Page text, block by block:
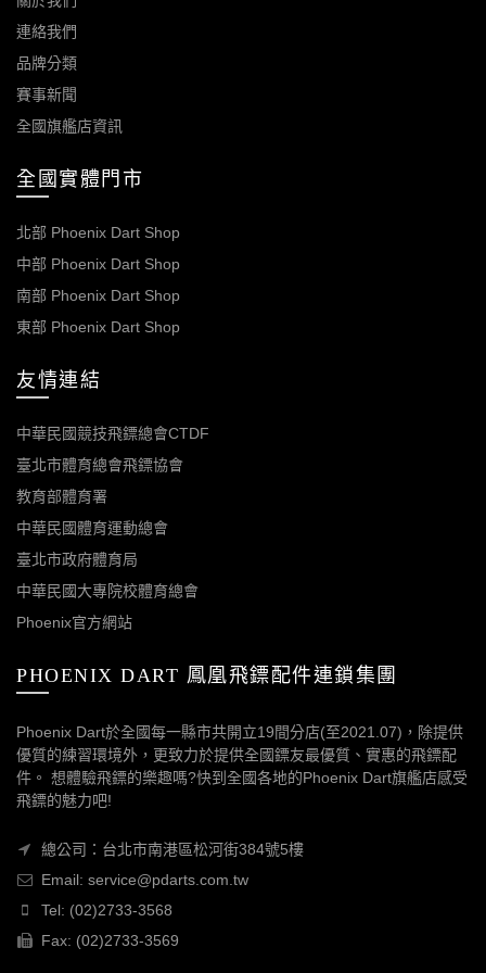
連絡我們
品牌分類
賽事新聞
全國旗艦店資訊
全國實體門市
北部 Phoenix Dart Shop
中部 Phoenix Dart Shop
南部 Phoenix Dart Shop
東部 Phoenix Dart Shop
友情連結
中華民國競技飛鏢總會CTDF
臺北市體育總會飛鏢協會
教育部體育署
中華民國體育運動總會
臺北市政府體育局
中華民國大專院校體育總會
Phoenix官方網站
PHOENIX DART 鳳凰飛鏢配件連鎖集團
Phoenix Dart於全國每一縣市共開立19間分店(至2021.07)，除提供
優質的練習環境外，更致力於提供全國鏢友最優質、實惠的飛鏢配
件。 想體驗飛鏢的樂趣嗎?快到全國各地的Phoenix Dart旗艦店感受
飛鏢的魅力吧!
總公司：台北市南港區松河街384號5樓
Email: service@pdarts.com.tw
Tel: (02)2733-3568
Fax: (02)2733-3569